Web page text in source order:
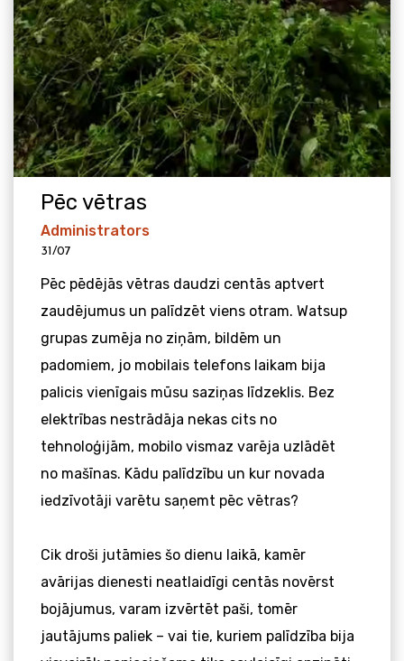
Pēc vētras
Administrators
31/07
Pēc pēdējās vētras daudzi centās aptvert
zaudējumus un palīdzēt viens otram. Watsup
grupas zumēja no ziņām, bildēm un
padomiem, jo mobilais telefons laikam bija
palicis vienīgais mūsu saziņas līdzeklis. Bez
elektrības nestrādāja nekas cits no
tehnoloģijām, mobilo vismaz varēja uzlādēt
no mašīnas. Kādu palīdzību un kur novada
iedzīvotāji varētu saņemt pēc vētras?
Cik droši jutāmies šo dienu laikā, kamēr
avārijas dienesti neatlaidīgi centās novērst
bojājumus, varam izvērtēt paši, tomēr
jautājums paliek – vai tie, kuriem palīdzība bija